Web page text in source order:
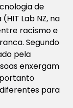
de
Lab NZ, na
racismo e
Segundo
pela
enxergam
para